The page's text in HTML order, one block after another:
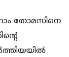
തോമസിനെ